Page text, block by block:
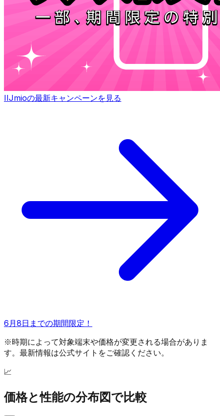
IIJmioの最新キャンペーンを見る
6月8日までの期間限定！
※時期によって対象端末や価格が変更される場合がありま
す。最新情報は公式サイトをご確認ください。
📈
価格と性能の分布図で比較